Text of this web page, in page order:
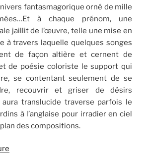
fantasmagorique orné de mille
à chaque prénom, une
jaillit de l’œuvre, telle une mise en
à travers laquelle quelques songes
de façon altière et cernent de
de poésie coloriste le support qui
se contentant seulement de se
recouvrir et griser de désirs
aura translucide traverse parfois le
à l’anglaise pour irradier en ciel
plan des compositions.